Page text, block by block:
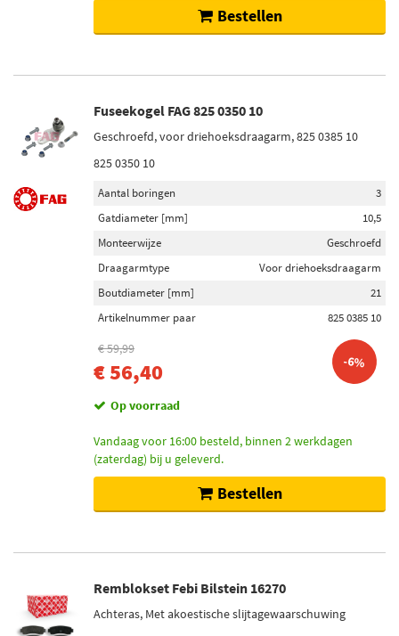
Bestellen
Fuseekogel FAG 825 0350 10
Geschroefd, voor driehoeksdraagarm, 825 0385 10
825 0350 10
Aantal boringen
3
Gatdiameter [mm]
10,5
Monteerwijze
Geschroefd
Draagarmtype
Voor driehoeksdraagarm
Boutdiameter [mm]
21
Artikelnummer paar
825 0385 10
€ 59,99
€ 56,40 -6%
Op voorraad
Vandaag voor 16:00 besteld, binnen 2 werkdagen
(zaterdag) bij u geleverd.
Bestellen
Remblokset Febi Bilstein 16270
Achteras, Met akoestische slijtagewaarschuwing